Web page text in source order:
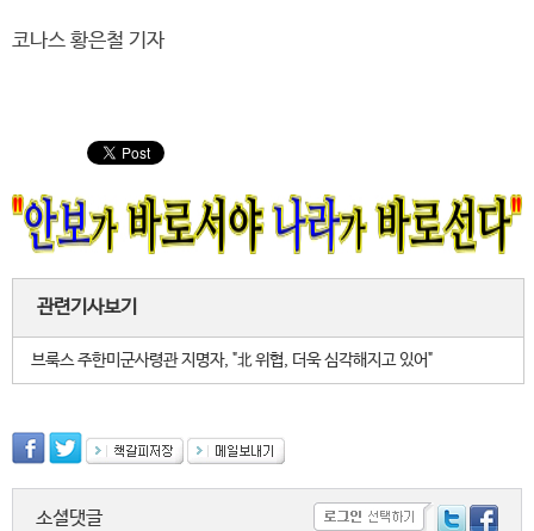
코나스 황은철 기자
관련기사보기
브룩스 주한미군사령관 지명자, "北 위협, 더욱 심각해지고 있어"
소셜댓글